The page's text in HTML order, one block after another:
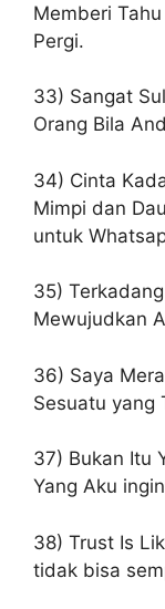
Memberi
Pergi.
33) Sangat
Orang Bila
34) Cinta
Mimpi dan
untuk
35)
Mewujudkan
36) Saya
Sesuatu yang
37) Bukan Itu
Yang Aku
38) Trust Is
tidak bisa